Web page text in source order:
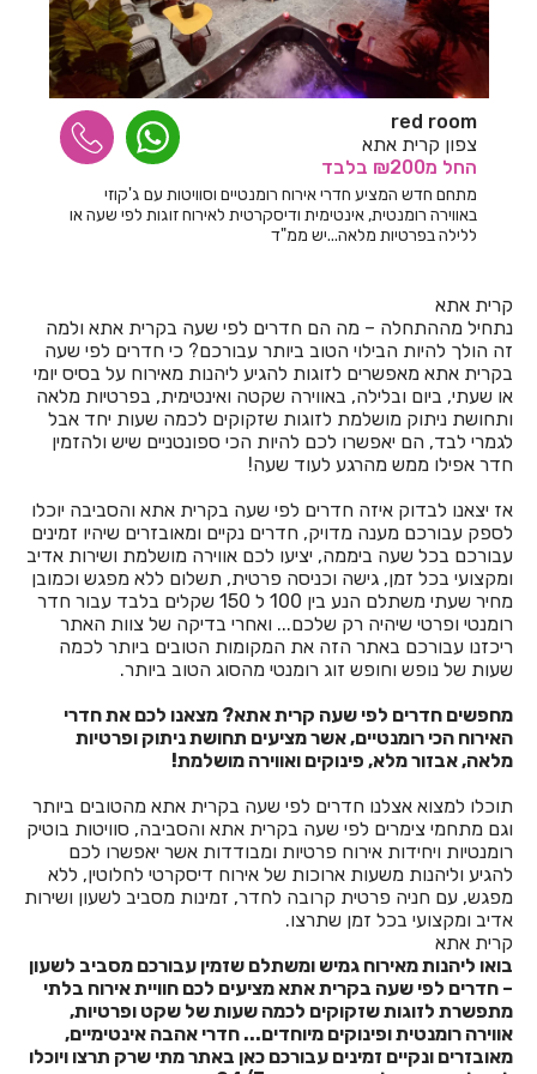
חדרים לפי שעה בכורזים
חדרים לפי שעה בכחל
חדרים לפי שעה בכלנית
חדרים לפי שעה בכפר אדומים
חדרים לפי שעה בכפר אוריה
חדרים לפי שעה בכפר ברוך
חדרים לפי שעה בכפר גליקסון
חדרים לפי שעה בכפר ויתקין
חדרים לפי שעה בכפר ורדים
חדרים לפי שעה בכפר טרומן
חדרים לפי שעה בכפר יונה
חדרים לפי שעה בכפר נטר
חדרים לפי שעה בכפר סבא
חדרים לפי שעה בכפר קיש
חדרים לפי שעה בכפר שמאי
חדרים לפי שעה בכפר תבור
חדרים לפי שעה בכרכום
חדרים לפי שעה בכרם מהרל
חדרים לפי שעה בכרמי יוסף
חדרים לפי שעה בכרמיאל
חדרים לפי שעה בלוטם
red room‏
צפון קרית אתא
החל מ₪200 בלבד
מתחם חדש המציע חדרי אירוח רומנטיים וסוויטות עם ג'קוזי
באווירה רומנטית, אינטימית ודיסקרטית לאירוח זוגות לפי שעה או
ללילה בפרטיות מלאה...יש ממ"ד
קרית אתא
נתחיל מההתחלה – מה הם חדרים לפי שעה בקרית אתא ולמה
זה הולך להיות הבילוי הטוב ביותר עבורכם? כי חדרים לפי שעה
בקרית אתא מאפשרים לזוגות להגיע ליהנות מאירוח על בסיס יומי
או שעתי, ביום ובלילה, באווירה שקטה ואינטימית, בפרטיות מלאה
ותחושת ניתוק מושלמת לזוגות שזקוקים לכמה שעות יחד אבל
לגמרי לבד, הם יאפשרו לכם להיות הכי ספונטניים שיש ולהזמין
חדר אפילו ממש מהרגע לעוד שעה!
אז יצאנו לבדוק איזה חדרים לפי שעה בקרית אתא והסביבה יוכלו
לספק עבורכם מענה מדויק, חדרים נקיים ומאובזרים שיהיו זמינים
עבורכם בכל שעה ביממה, יציעו לכם אווירה מושלמת ושירות אדיב
ומקצועי בכל זמן, גישה וכניסה פרטית, תשלום ללא מפגש וכמובן
מחיר שעתי משתלם הנע בין 100 ל 150 שקלים בלבד עבור חדר
רומנטי ופרטי שיהיה רק שלכם... ואחרי בדיקה של צוות האתר
ריכזנו עבורכם באתר הזה את המקומות הטובים ביותר לכמה
שעות של נופש וחופש זוג רומנטי מהסוג הטוב ביותר.
מחפשים חדרים לפי שעה קרית אתא? מצאנו לכם את חדרי
האירוח הכי רומנטיים, אשר מציעים תחושת ניתוק ופרטיות
מלאה, אבזור מלא, פינוקים ואווירה מושלמת!
תוכלו למצוא אצלנו חדרים לפי שעה בקרית אתא מהטובים ביותר
וגם מתחמי צימרים לפי שעה בקרית אתא והסביבה, סוויטות בוטיק
רומנטיות ויחידות אירוח פרטיות ומבודדות אשר יאפשרו לכם
להגיע וליהנות משעות ארוכות של אירוח דיסקרטי לחלוטין, ללא
מפגש, עם חניה פרטית קרובה לחדר, זמינות מסביב לשעון ושירות
אדיב ומקצועי בכל זמן שתרצו.
קרית אתא
בואו ליהנות מאירוח גמיש ומשתלם שזמין עבורכם מסביב לשעון
– חדרים לפי שעה בקרית אתא מציעים לכם חוויית אירוח בלתי
מתפשרת לזוגות שזקוקים לכמה שעות של שקט ופרטיות,
אווירה רומנטית ופינוקים מיוחדים... חדרי אהבה אינטימיים,
מאובזרים ונקיים זמינים עבורכם כאן באתר מתי שרק תרצו ויוכלו